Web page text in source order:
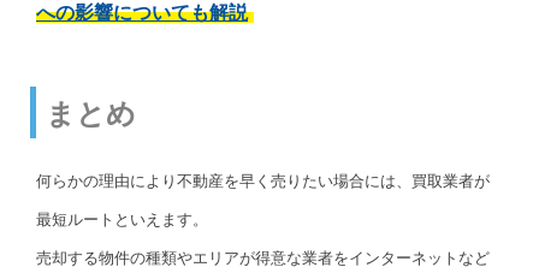
への影響についても解説
まとめ
何らかの理由により不動産を早く売りたい場合には、買取業者が
最短ルートといえます。
売却する物件の種類やエリアが得意な業者をインターネットなど